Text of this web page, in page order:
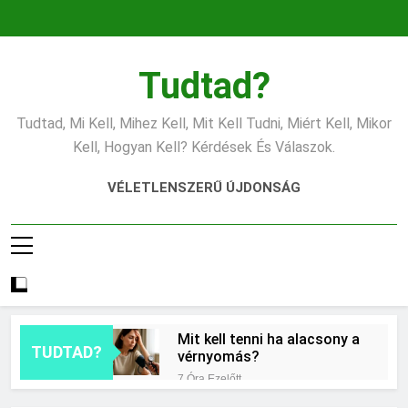
Tudtad?
Tudtad, Mi Kell, Mihez Kell, Mit Kell Tudni, Miért Kell, Mikor
Kell, Hogyan Kell? Kérdések És Válaszok.
VÉLETLENSZERŰ ÚJDONSÁG
TUDTAD?
Mit kell tenni ha alacsony a
vérnyomás?
7 Óra Ezelőtt